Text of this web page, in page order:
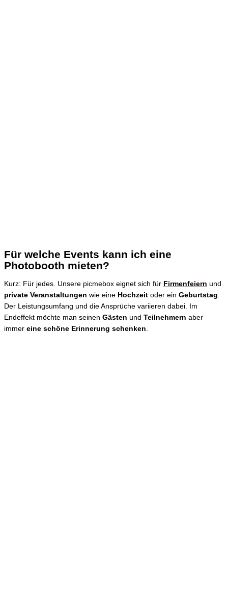
Für welche Events kann ich eine
Photobooth mieten?
Kurz: Für jedes. Unsere picmebox eignet sich für Firmenfeiern und
private Veranstaltungen wie eine Hochzeit oder ein Geburtstag
Der Leistungsumfang und die Ansprüche variieren dabei. Im
Endeffekt möchte man seinen Gästen und Teilnehmern aber
immer eine schöne Erinnerung schenken